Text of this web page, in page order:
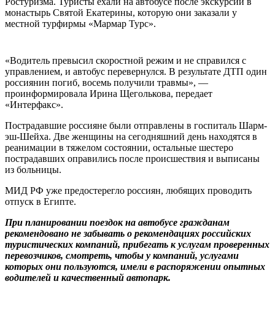
монастырь Святой Екатерины, которую они заказали у
местной турфирмы «Мармар Турс».
«Водитель превысил скоростной режим и не справился с
управлением, и автобус перевернулся. В результате ДТП один
россиянин погиб, восемь получили травмы», —
проинформировала Ирина Щеголькова, передает
«Интерфакс».
Пострадавшие россияне были отправлены в госпиталь Шарм-
эш-Шейха. Две женщины на сегодняшний день находятся в
реанимации в тяжелом состоянии, остальные шестеро
пострадавших оправились после происшествия и выписаны
из больницы.
МИД РФ уже предостерегло россиян, любящих проводить
отпуск в Египте.
При планировании поездок на автобусе гражданам
рекомендовано не забывать о рекомендациях российских
туристических компаний, прибегать к услугам проверенных
перевозчиков, смотреть, чтобы у компаний, услугами
которых они пользуются, имели в распоряжении опытных
водителей и качественный автопарк.